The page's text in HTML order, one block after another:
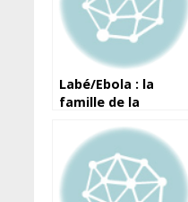
Labé/Ebola : la
famille de la
d’Abidjan retrouvée,
certains contacts
en instance de prise
en charge (DPS)